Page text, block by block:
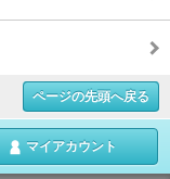
ページの先頭へ戻る
マイアカウント